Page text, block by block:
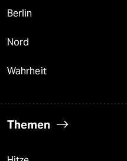
Berlin
Nord
Wahrheit
Themen